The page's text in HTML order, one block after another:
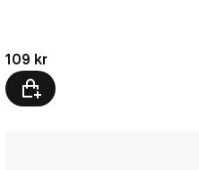
Pris: 109 kr
109 kr